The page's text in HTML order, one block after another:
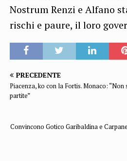
Nostrum Renzi e Alfano
rischi e paure, il loro
PRECEDENTE
Piacenza, ko con la Fortis. Monaco:
partite”
Convincono Gotico Garibaldina e